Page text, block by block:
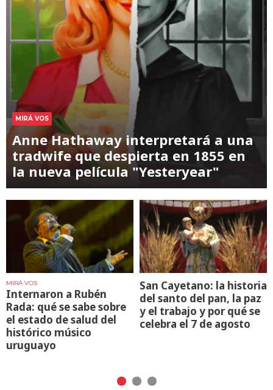
MIRÁ VOS
Anne Hathaway interpretará a una
tradwife que despierta en 1855 en
la nueva película "Yesteryear"
MIRÁ VOS
Internaron a Rubén
Rada: qué se sabe sobre
el estado de salud del
histórico músico
uruguayo
San Cayetano: la historia
del santo del pan, la paz
y el trabajo y por qué se
celebra el 7 de agosto